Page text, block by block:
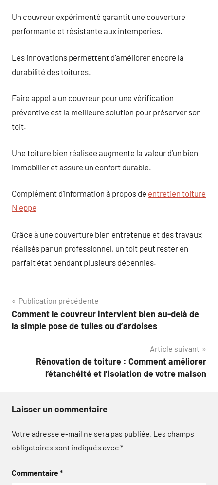
Un couvreur expérimenté garantit une couverture
performante et résistante aux intempéries.
Les innovations permettent d’améliorer encore la
durabilité des toitures.
Faire appel à un couvreur pour une vérification
préventive est la meilleure solution pour préserver son
toit.
Une toiture bien réalisée augmente la valeur d’un bien
immobilier et assure un confort durable.
Complément d’information à propos de entretien toiture
Nieppe
Grâce à une couverture bien entretenue et des travaux
réalisés par un professionnel, un toit peut rester en
parfait état pendant plusieurs décennies.
Navigation
de
Publication précédente
Comment le couvreur intervient bien au-delà de
la simple pose de tuiles ou d’ardoises
Article suivant
Rénovation de toiture : Comment améliorer
l’étanchéité et l’isolation de votre maison
Laisser un commentaire
Votre adresse e-mail ne sera pas publiée. Les champs
obligatoires sont indiqués avec*
Commentaire*